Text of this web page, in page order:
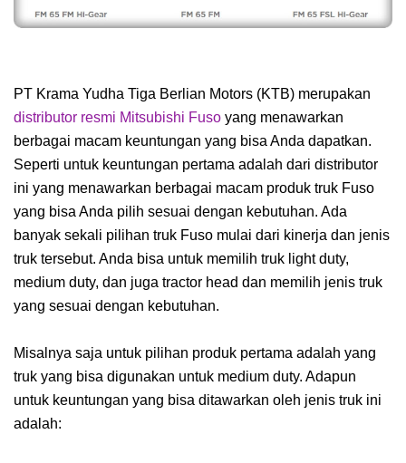
PT Krama Yudha Tiga Berlian Motors (KTB) merupakan
distributor resmi Mitsubishi Fuso yang menawarkan
berbagai macam keuntungan yang bisa Anda dapatkan.
Seperti untuk keuntungan pertama adalah dari distributor
ini yang menawarkan berbagai macam produk truk Fuso
yang bisa Anda pilih sesuai dengan kebutuhan. Ada
banyak sekali pilihan truk Fuso mulai dari kinerja dan jenis
truk tersebut. Anda bisa untuk memilih truk light duty,
medium duty, dan juga tractor head dan memilih jenis truk
yang sesuai dengan kebutuhan.
Misalnya saja untuk pilihan produk pertama adalah yang
truk yang bisa digunakan untuk medium duty. Adapun
untuk keuntungan yang bisa ditawarkan oleh jenis truk ini
adalah: